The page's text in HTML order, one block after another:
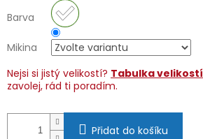
Barva
Mikina
Nejsi si jistý velikostí? Tabulka velikostí
zavolej, rád ti poradím.
Přidat do košíku